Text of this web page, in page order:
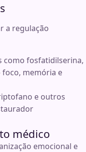
a regulação
como fosfatidilserina,
foco, memória e
e outros
médico
emocional e